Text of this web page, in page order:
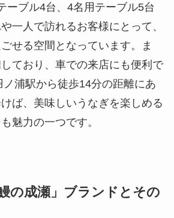
ーブル4台、4名用テーブル5台
一人で訪れるお客様にとって、
せる空間となっています。ま
ており、車での来店にも便利で
浦駅から徒歩14分の距離にあ
ば、美味しいうなぎを楽しめる
魅力の一つです。
の成瀬」ブランドとその